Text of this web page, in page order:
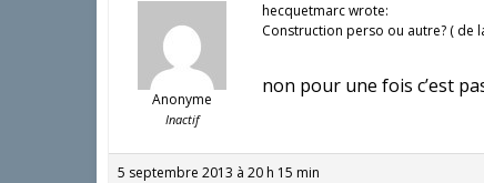
Anonyme
Inactif
hecquetmarc wrote:
Construction perso ou autre? ( de
non pour une fois c’est
5 septembre 2013 à 20 h 15 min